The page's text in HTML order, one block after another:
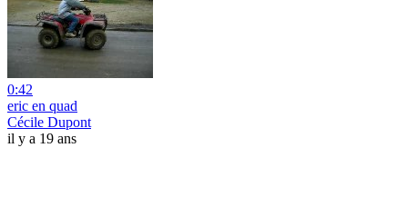
0:42
eric en quad
Cécile Dupont
il y a 19 ans